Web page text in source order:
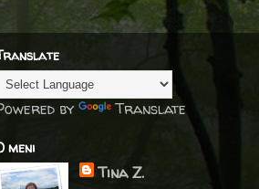
by Translate
meni
Tina Z.